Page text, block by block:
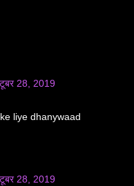
28, 2019
liye dhanywaad
28, 2019